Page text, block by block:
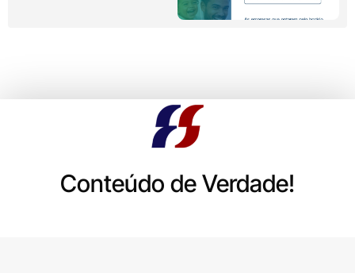
Conteúdo de Verdade!